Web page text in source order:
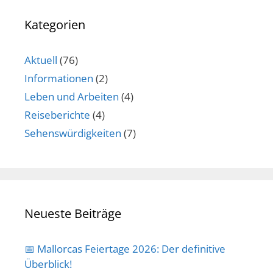
Kategorien
Aktuell (76)
Informationen (2)
Leben und Arbeiten (4)
Reiseberichte (4)
Sehenswürdigkeiten (7)
Neueste Beiträge
📅 Mallorcas Feiertage 2026: Der definitive
Überblick!